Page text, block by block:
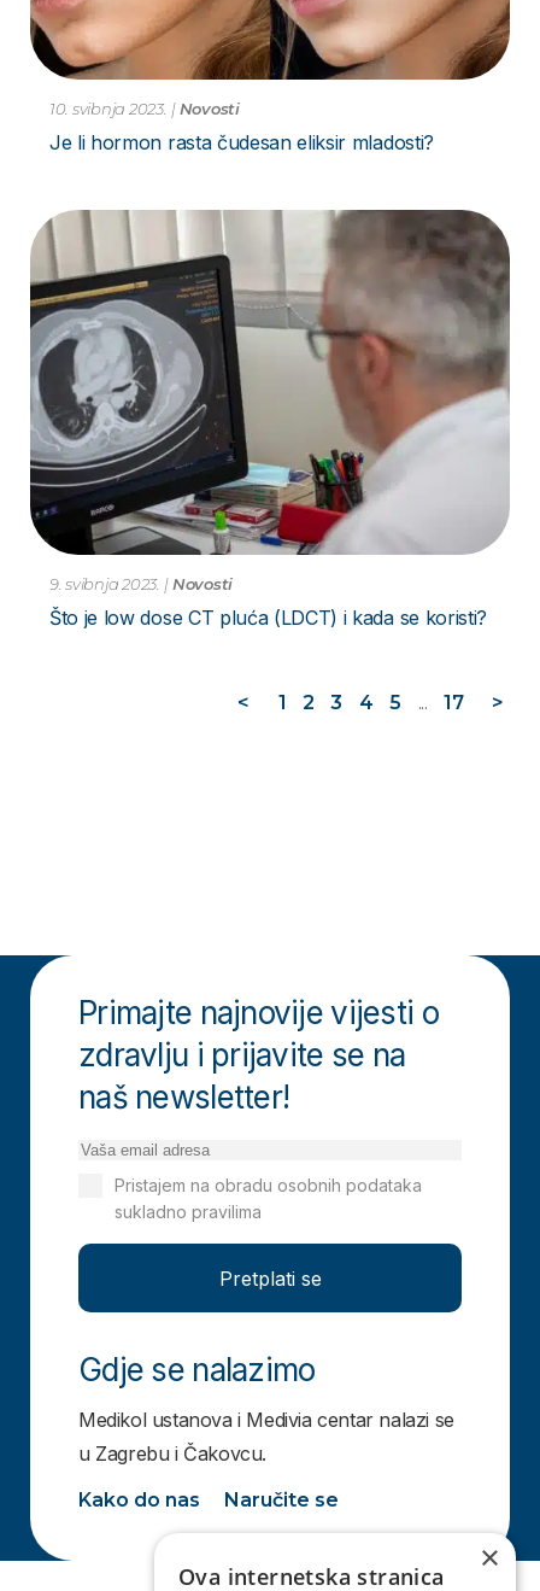
10. svibnja 2023. | Novosti
Je li hormon rasta čudesan eliksir mladosti?
9. svibnja 2023. | Novosti
Što je low dose CT pluća (LDCT) i kada se koristi?
< 1 2 3 4 5 ... 17 >
Primajte najnovije vijesti o
zdravlju i prijavite se na
naš newsletter!
Pretplati se
Pristajem na obradu osobnih podataka
sukladno pravilima
Gdje se nalazimo
Medikol ustanova i Medivia centar nalazi se
u Zagrebu i Čakovcu.
Kako do nas Naručite se
×
Ova internetska stranica